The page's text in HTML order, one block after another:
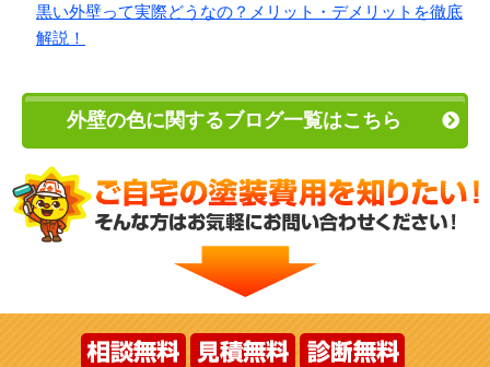
黒い外壁って実際どうなの？メリット・デメリットを徹底
解説！
外壁の色に関するブログ一覧はこちら